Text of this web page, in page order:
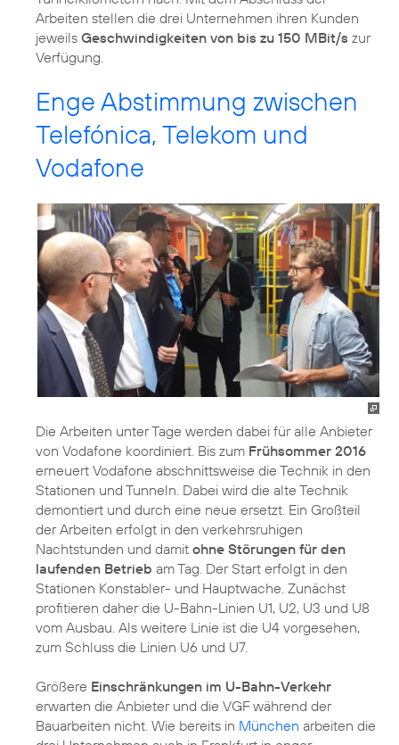
Arbeiten stellen die drei Unternehmen ihren Kunden
jeweils Geschwindigkeiten von bis zu 150 MBit/s zur
Verfügung.
Enge Abstimmung zwischen
Telefónica, Telekom und
Vodafone
Die Arbeiten unter Tage werden dabei für alle Anbieter
von Vodafone koordiniert. Bis zum Frühsommer 2016
erneuert Vodafone abschnittsweise die Technik in den
Stationen und Tunneln. Dabei wird die alte Technik
demontiert und durch eine neue ersetzt. Ein Großteil
der Arbeiten erfolgt in den verkehrsruhigen
Nachtstunden und damit ohne Störungen für den
laufenden Betrieb am Tag. Der Start erfolgt in den
Stationen Konstabler- und Hauptwache. Zunächst
profitieren daher die U-Bahn-Linien U1, U2, U3 und U8
vom Ausbau. Als weitere Linie ist die U4 vorgesehen,
zum Schluss die Linien U6 und U7.
Größere Einschränkungen im U-Bahn-Verkehr
erwarten die Anbieter und die VGF während der
Bauarbeiten nicht. Wie bereits in München arbeiten die